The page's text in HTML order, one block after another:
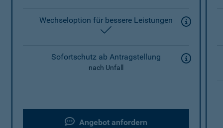
Wechseloption für bessere Leistungen
Sofortschutz ab Antragstellung
nach Unfall
Angebot anfordern